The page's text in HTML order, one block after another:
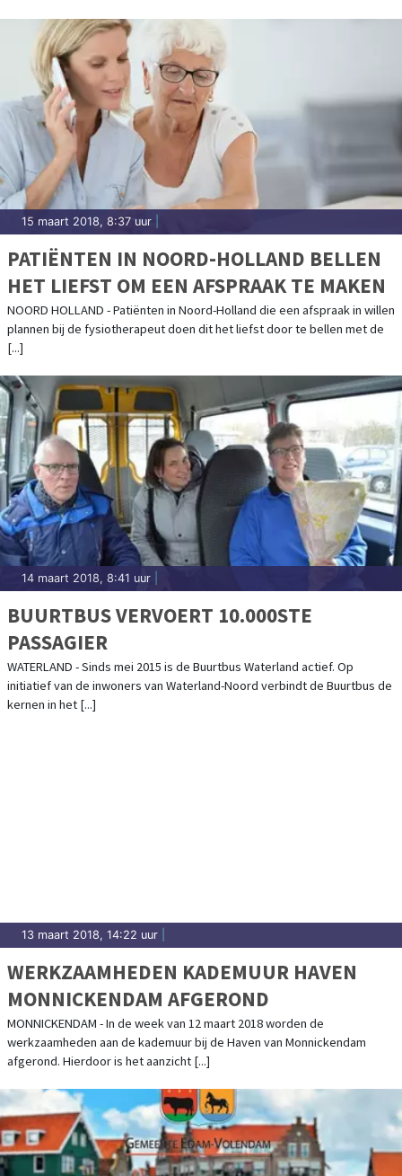
15 maart 2018, 8:37 uur
PATIËNTEN IN NOORD-HOLLAND BELLEN
HET LIEFST OM EEN AFSPRAAK TE MAKEN
NOORD HOLLAND - Patiënten in Noord-Holland die een afspraak in willen
plannen bij de fysiotherapeut doen dit het liefst door te bellen met de
[...]
14 maart 2018, 8:41 uur
BUURTBUS VERVOERT 10.000STE
PASSAGIER
WATERLAND - Sinds mei 2015 is de Buurtbus Waterland actief. Op
initiatief van de inwoners van Waterland-Noord verbindt de Buurtbus de
kernen in het [...]
13 maart 2018, 14:22 uur
WERKZAAMHEDEN KADEMUUR HAVEN
MONNICKENDAM AFGEROND
MONNICKENDAM - In de week van 12 maart 2018 worden de
werkzaamheden aan de kademuur bij de Haven van Monnickendam
afgerond. Hierdoor is het aanzicht [...]